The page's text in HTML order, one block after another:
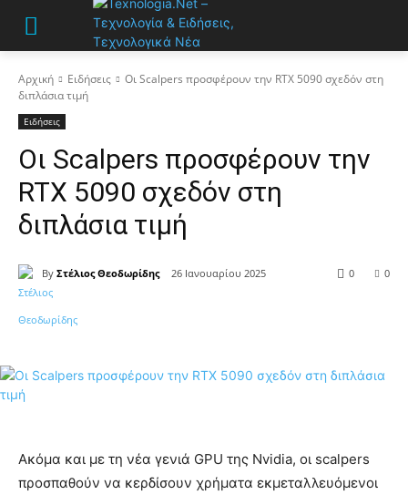
Αρχική Ειδήσεις
Οι Scalpers προσφέρουν την RTX 5090 σχεδόν στη
διπλάσια τιμή
Ειδήσεις
Οι Scalpers προσφέρουν την
RTX 5090 σχεδόν στη
διπλάσια τιμή
By Στέλιος Θεοδωρίδης 26 Ιανουαρίου 2025 0
0
Ακόμα και με τη νέα γενιά GPU της Nvidia, οι scalpers
προσπαθούν να κερδίσουν χρήματα εκμεταλλευόμενοι